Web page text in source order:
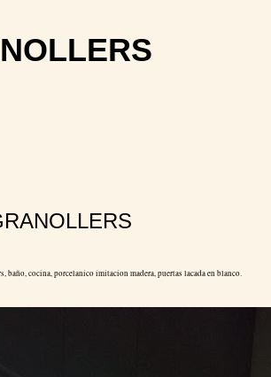
baño, cocina, porcelanico imitacion madera, puertas lacada en blanco.